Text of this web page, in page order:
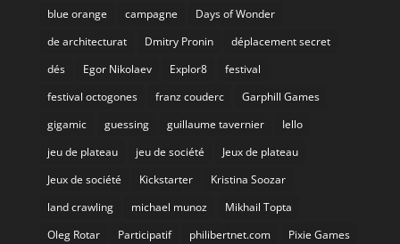
blue orange
campagne
Days of Wonder
de architecturat
Dmitry Pronin
déplacement secret
dés
Egor Nikolaev Explor8
festival
festival octogones
franz couderc
Garphill Games
gigamic
guessing guillaume tavernier
Iello
jeu de plateau
jeu de société
Jeux de plateau
Jeux de société
Kickstarter
Kristina Soozar
land crawling
michael munoz
Mikhail Topta
Oleg Rotar
Participatif philibertnet.com
Pixie Games